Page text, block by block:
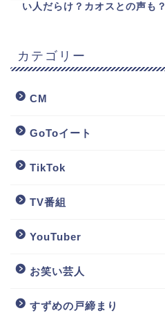
い人だらけ？カオスとの声も？
カテゴリー
CM
GoToイート
TikTok
TV番組
YouTuber
お笑い芸人
すずめの戸締まり